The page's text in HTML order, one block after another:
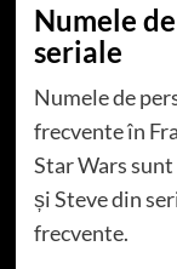
Numele
seriale
Numele de
frecvente în
Star Wars
și Steve din
frecvente.